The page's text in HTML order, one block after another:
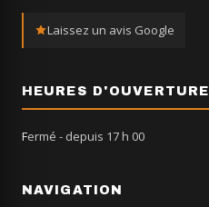
Laissez un avis Google
HEURES D'OUVERTURE
Fermé - depuis 17 h 00
NAVIGATION